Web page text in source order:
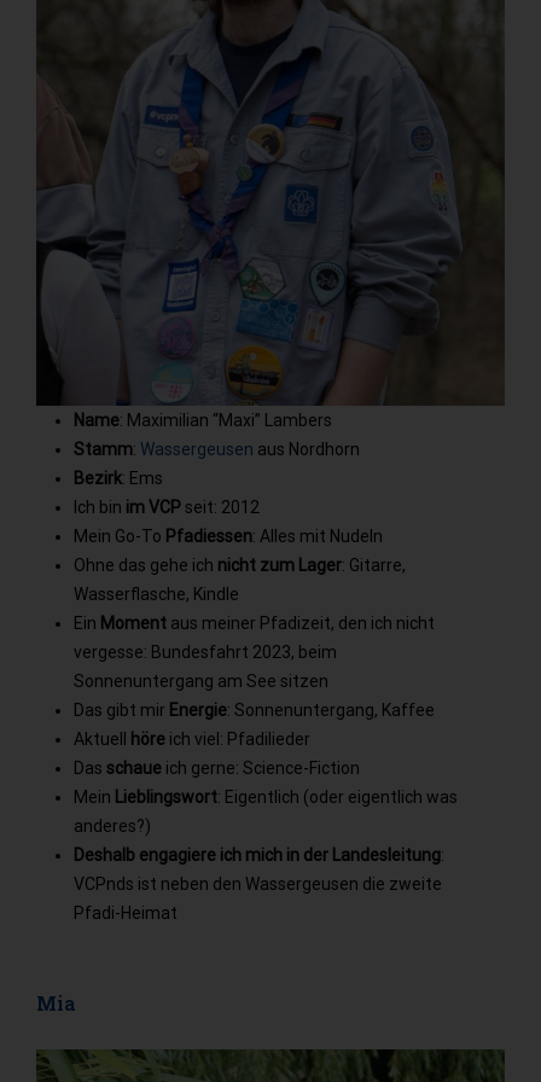
Name: Maximilian “Maxi” Lambers
Stamm:Wassergeusen aus Nordhorn
Bezirk: Ems
Ich bin im VCP seit: 2012
Mein Go-To Pfadiessen: Alles mit Nudeln
Ohne das gehe ich nicht zum Lager: Gitarre,
Wasserflasche, Kindle
Ein Moment aus meiner Pfadizeit, den ich nicht
vergesse: Bundesfahrt 2023, beim
Sonnenuntergang am See sitzen
Das gibt mir Energie: Sonnenuntergang, Kaffee
Aktuell
höre ich viel: Pfadilieder
Dasschaue ich gerne: Science-Fiction
Mein Lieblingswort: Eigentlich (oder eigentlich was
anderes?)
Deshalb engagiere ich mich in der Landesleitung:
VCPnds ist neben den Wassergeusen die zweite
Pfadi-Heimat
Mia